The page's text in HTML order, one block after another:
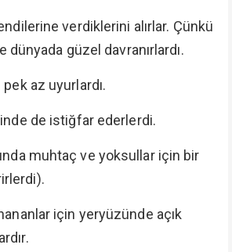
verdiklerini alırlar. Çünkü
dünyada güzel davranırlardı.
az uyurlardı.
de istiğfar ederlerdi.
muhtaç ve yoksullar için bir
için yeryüzünde açık